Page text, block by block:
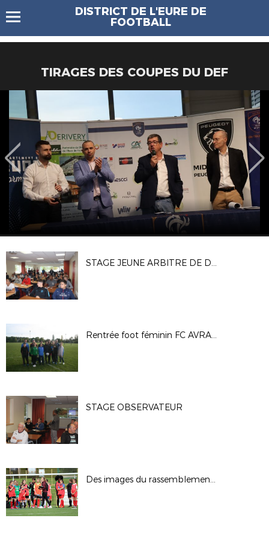
DISTRICT DE L'EURE DE
FOOTBALL
TIRAGES DES COUPES DU DEF
STAGE JEUNE ARBITRE DE DISTRICT
Rentrée foot féminin FC AVRAIS 300917
STAGE OBSERVATEUR
Des images du rassemblement féminin U12F/U13F au Neubourg